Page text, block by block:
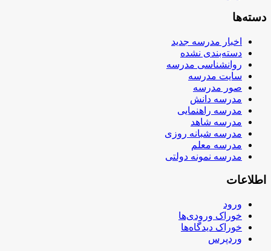
دسته‌ها
اخبار مدرسه جدید
دسته‌بندی نشده
روانشناسی مدرسه
سایت مدرسه
صور مدرسه
مدرسه دانش
مدرسه راهنمایی
مدرسه شاهد
مدرسه شبانه روزی
مدرسه معلم
مدرسه نمونه دولتی
اطلاعات
ورود
خوراک ورودی‌ها
خوراک دیدگاه‌ها
وردپرس